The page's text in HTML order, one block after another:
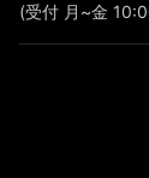
(受付 月~金